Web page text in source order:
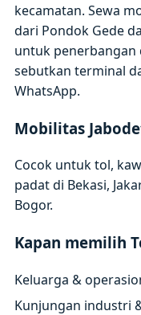
kecamatan. Sewa
dari Pondok Gede
untuk penerbangan
sebutkan terminal
WhatsApp.
Mobilitas
Cocok untuk tol,
padat di Bekasi,
Bogor.
Kapan memilih
Keluarga &
Kunjungan industri